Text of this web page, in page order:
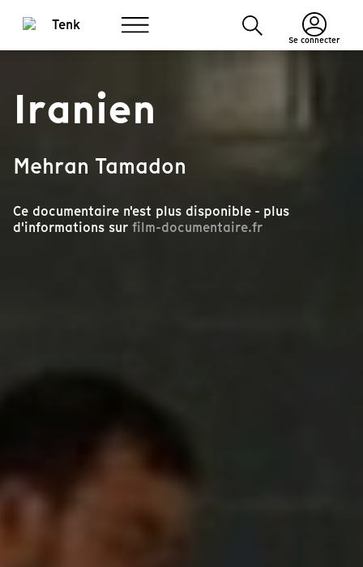
Se connecter
Iranien
Mehran Tamadon
Ce documentaire n'est plus disponible - plus
d'informations sur film-documentaire.fr